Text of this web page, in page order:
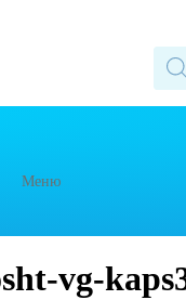
Меню
vg-